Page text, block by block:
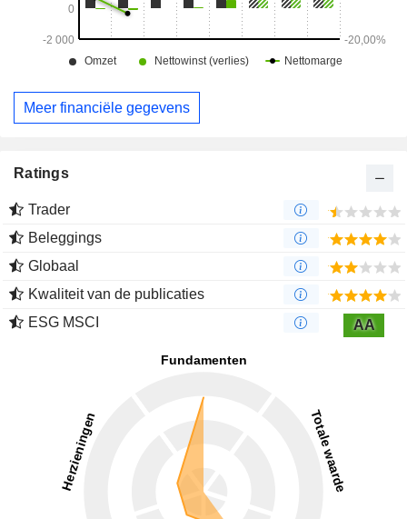
Meer financiële gegevens
Ratings
Trader
Beleggings
Globaal
Kwaliteit van de publicaties
ESG MSCI
AA